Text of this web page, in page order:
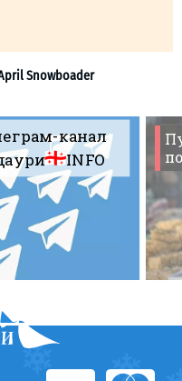
9th of April Snowboader
канал
INFO